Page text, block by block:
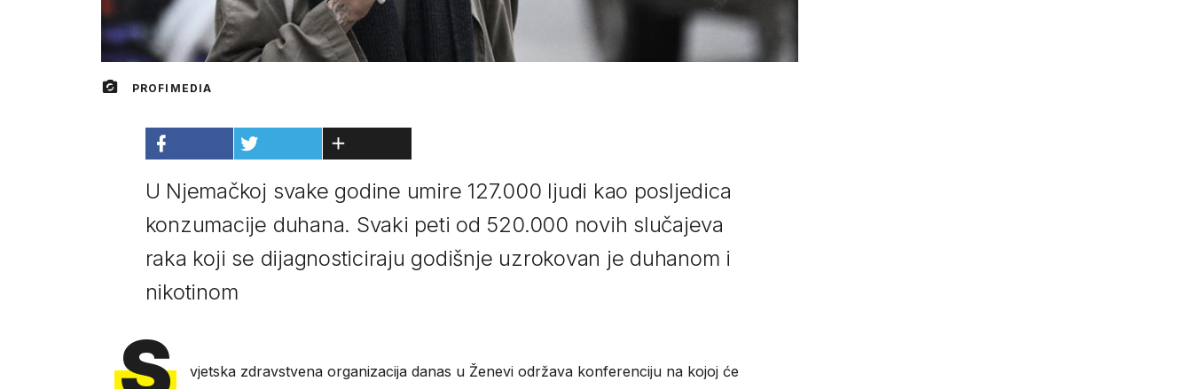
PROFIMEDIA
U Njemačkoj svake godine umire 127.000 ljudi kao posljedica
konzumacije duhana. Svaki peti od 520.000 novih slučajeva
raka koji se dijagnosticiraju godišnje uzrokovan je duhanom i
nikotinom
vjetska zdravstvena organizacija danas u Ženevi održava konferenciju na kojoj će